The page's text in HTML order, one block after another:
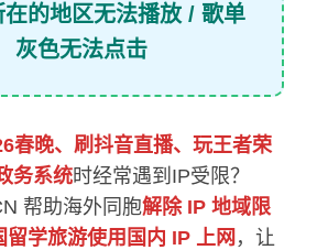
的地区无法播放 / 歌单
灰色无法点击
春晚、刷抖音直播、玩王者荣
务系统时经常遇到IP受限？
帮助海外同胞解除 IP 地域限
留学旅游使用国内 IP 上网 ，让